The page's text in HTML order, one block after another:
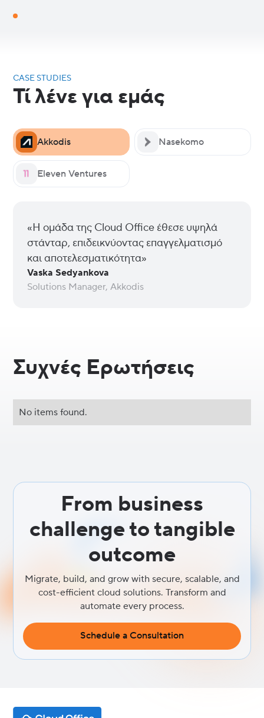
CASE STUDIES
Τί λένε για εμάς
Akkodis Nasekomo
Eleven Ventures
«Η ομάδα της Cloud Office έθεσε υψηλά
στάνταρ, επιδεικνύοντας επαγγελματισμό
και αποτελεσματικότητα»
Vaska Sedyankova
Solutions Manager, Akkodis
Συχνές Ερωτήσεις
No items found.
From business
challenge to tangible
outcome
Migrate, build, and grow with secure, scalable, and
cost-efficient cloud solutions. Transform and
automate every process.
Schedule a Consultation